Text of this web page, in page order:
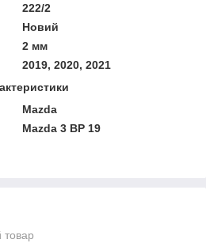
222/2
Новий
2 мм
2019, 2020, 2021
Mazda
Mazda 3 BP 19
товар